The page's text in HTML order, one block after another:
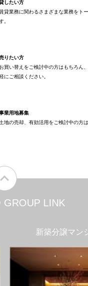
したい方
貸業務に関わるさまざまな業務をト
。
りたい方
お買い替えをご検討中の方はもちろん
にご相談ください。
業用地募集
土地の売却、有効活用をご検討中の方
GROUP LINK
新築分譲マン